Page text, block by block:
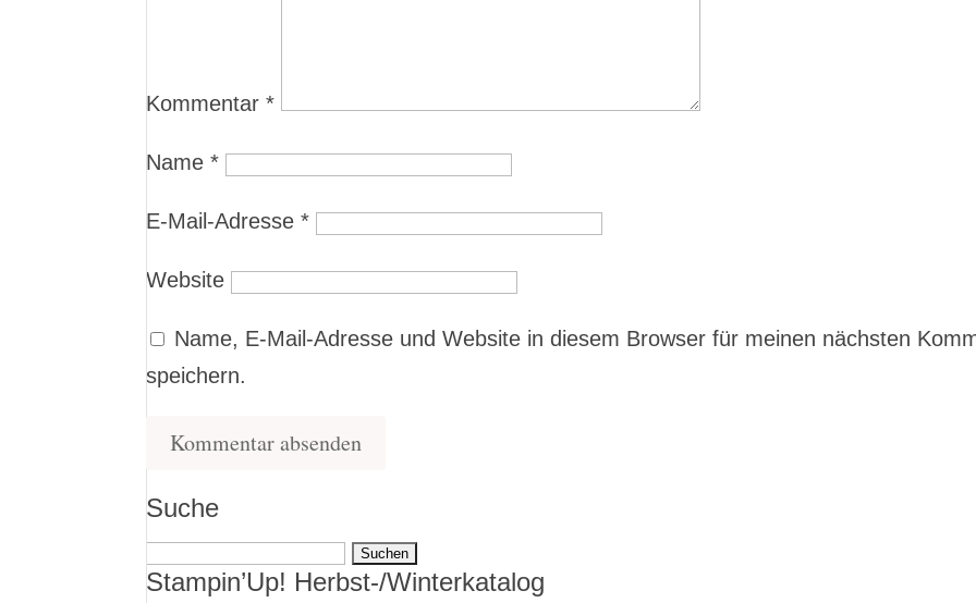
Kommentar*
Name*
E-Mail-Adresse*
Website
Name, E-Mail-Adresse und Website in diesem Browser für meinen nächsten
speichern.
Suche
Suchen
nach:
Stampin’Up! Herbst-/Winterkatalog